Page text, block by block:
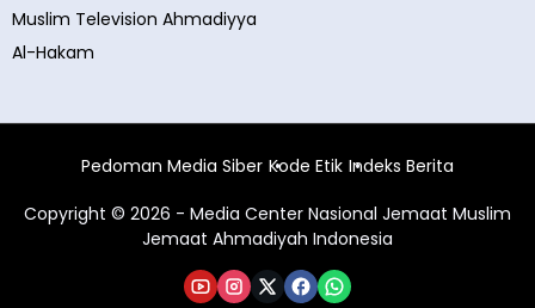
Muslim Television Ahmadiyya
Al-Hakam
Pedoman Media Siber Kode Etik Indeks Berita
Copyright © 2026 - Media Center Nasional Jemaat Muslim
Jemaat Ahmadiyah Indonesia